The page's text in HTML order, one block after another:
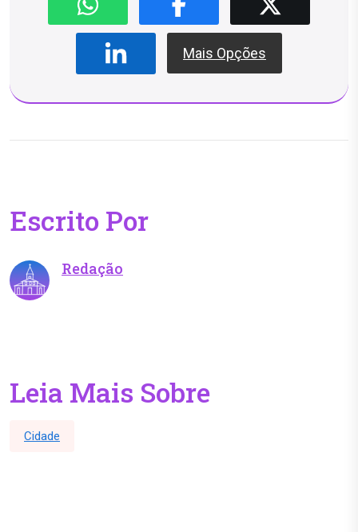
Mais Opções
Escrito Por
Redação
Leia Mais Sobre
Cidade